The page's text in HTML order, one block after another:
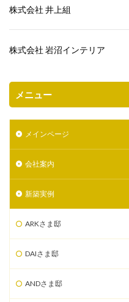
株式会社 井上組
株式会社 岩沼インテリア
メニュー
メインページ
会社案内
新築実例
ARKさま邸
DAIさま邸
ANDさま邸